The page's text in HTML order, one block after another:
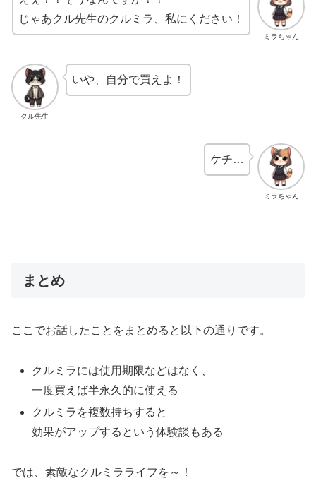
ミラちゃん
じゃあクル先生のクルミラ、私にください！
クル先生
いや、自分で買えよ！
ミラちゃん
ケチ…
まとめ
ここでお話したことをまとめると以下の通りです。
クルミラには使用期限などはなく、
一度買えば半永久的に使える
クルミラを複数持ちすると
効果がアップするという体験談もある
では、素敵なクルミラライフを～！